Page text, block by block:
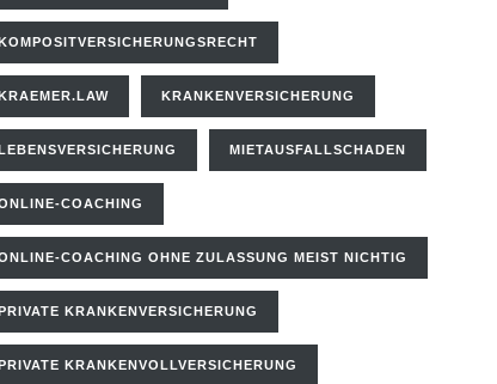
KRANKENVERSICHERUNG
MIETAUSFALLSCHADEN
COACHING
COACHING OHNE ZULASSUNG MEIST NICHTIG
KRANKENVERSICHERUNG
KRANKENVOLLVERSICHERUNG